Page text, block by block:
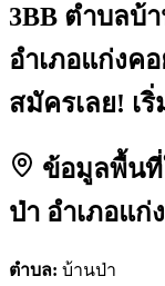
3BB ตำบลบ้
อำเภอแก่งค
สมัครเลย! เ
ข้อมูลพื้นที่
ป่า อำเภอแก่
ตำบล: บ้านป่า